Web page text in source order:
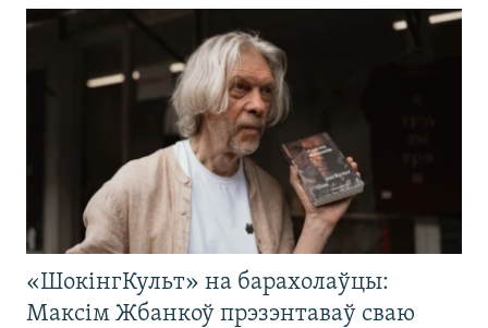
«ШокінгКульт» на барахолаўцы:
Максім Жбанкоў прэзэнтаваў сваю